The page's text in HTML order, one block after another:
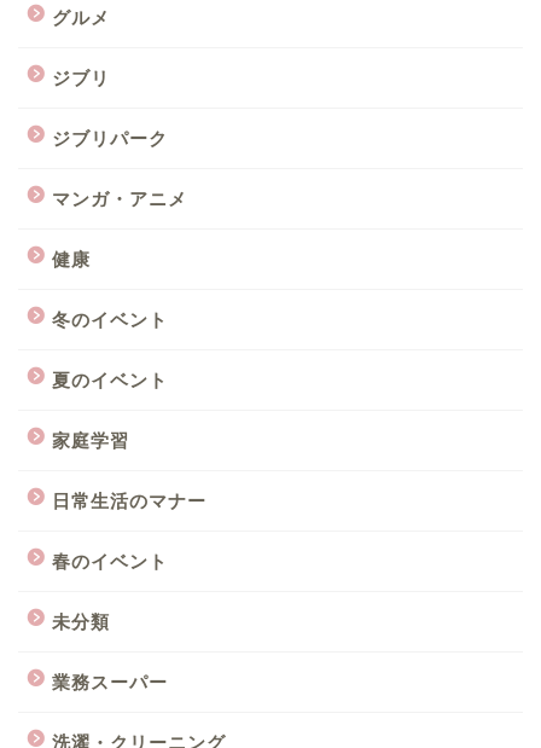
グルメ
ジブリ
ジブリパーク
マンガ・アニメ
健康
冬のイベント
夏のイベント
家庭学習
日常生活のマナー
春のイベント
未分類
業務スーパー
洗濯・クリーニング